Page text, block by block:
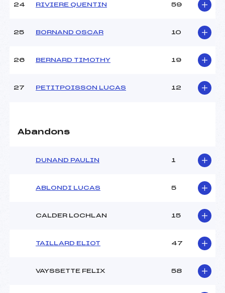
24 RIVIERE QUENTIN 59
25 BORNAND OSCAR 10
26 BERNARD TIMOTHY 19
27 PETITPOISSON LUCAS 12
Abandons
DUNAND PAULIN 1
ABLONDI LUCAS 5
CALDER LOCHLAN 15
TAILLARD ELIOT 47
VAYSSETTE FELIX 58